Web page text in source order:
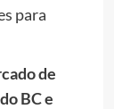
para
de
BC e